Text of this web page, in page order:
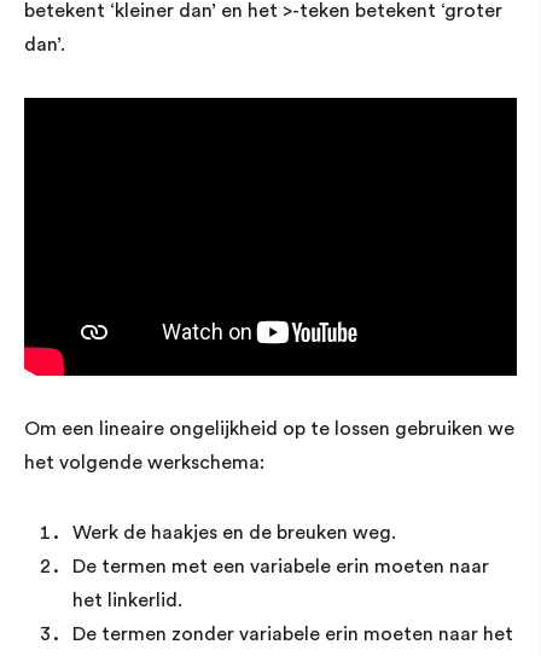
betekent ‘kleiner dan’ en het >-teken betekent ‘groter
dan’.
Om een lineaire ongelijkheid op te lossen gebruiken we
het volgende werkschema:
Werk de haakjes en de breuken weg.
De termen met een variabele erin moeten naar
het linkerlid.
De termen zonder variabele erin moeten naar het